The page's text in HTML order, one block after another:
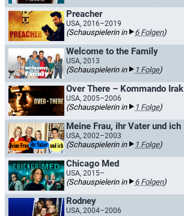
Preacher
USA, 2016–2019
(Schauspielerin in 6 Folgen)
Welcome to the Family
USA, 2013
(Schauspielerin in 1 Folge)
Over There – Kommando Irak
USA, 2005–2006
(Schauspielerin in 1 Folge)
Meine Frau, ihr Vater und ich
USA, 2002–2003
(Schauspielerin in 1 Folge)
Chicago Med
USA, 2015–
(Schauspielerin in 6 Folgen)
Rodney
USA, 2004–2006